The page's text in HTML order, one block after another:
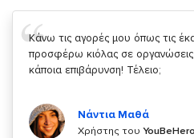
Σας ευχαριστώ που μας δίνετε
κάτι!
Χρήστης τουYouBeHero